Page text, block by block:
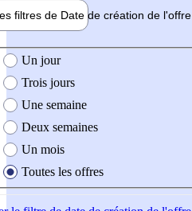
filtres de Date de création de l'offre
création de l'offre
Un jour
Trois jours
Une semaine
Deux semaines
Un mois
Toutes les offres